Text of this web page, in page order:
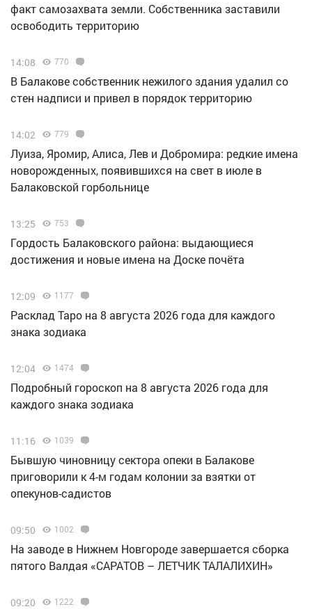
факт самозахвата земли. Собственника заставили
освободить территорию
14:08 770
В Балакове собственник нежилого здания удалил со
стен надписи и привел в порядок территорию
14:02 779
Луиза, Яромир, Алиса, Лев и Добромира: редкие имена
новорожденных, появившихся на свет в июле в
Балаковской горбольнице
13:25 753
Гордость Балаковского района: выдающиеся
достижения и новые имена на Доске почёта
12:09 1177
Расклад Таро на 8 августа 2026 года для каждого
знака зодиака
12:04 1474
Подробный гороскоп на 8 августа 2026 года для
каждого знака зодиака
11:16 1039
Бывшую чиновницу сектора опеки в Балакове
приговорили к 4-м годам колонии за взятки от
опекунов-садистов
09:50 1002
Н️а заводе в Нижнем Новгороде завершается сборка
пятого Валдая «САРАТОВ – ЛЕТЧИК ТАЛАЛИХИН»
09:20 1222